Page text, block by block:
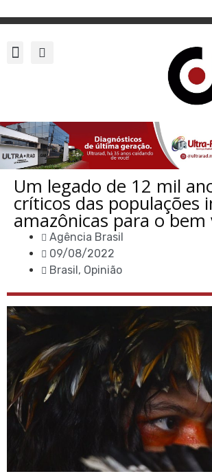
Um legado de 12 mil
críticos das populações
amazônicas para o bem
Agência Brasil
09/08/2022
Brasil, Opinião